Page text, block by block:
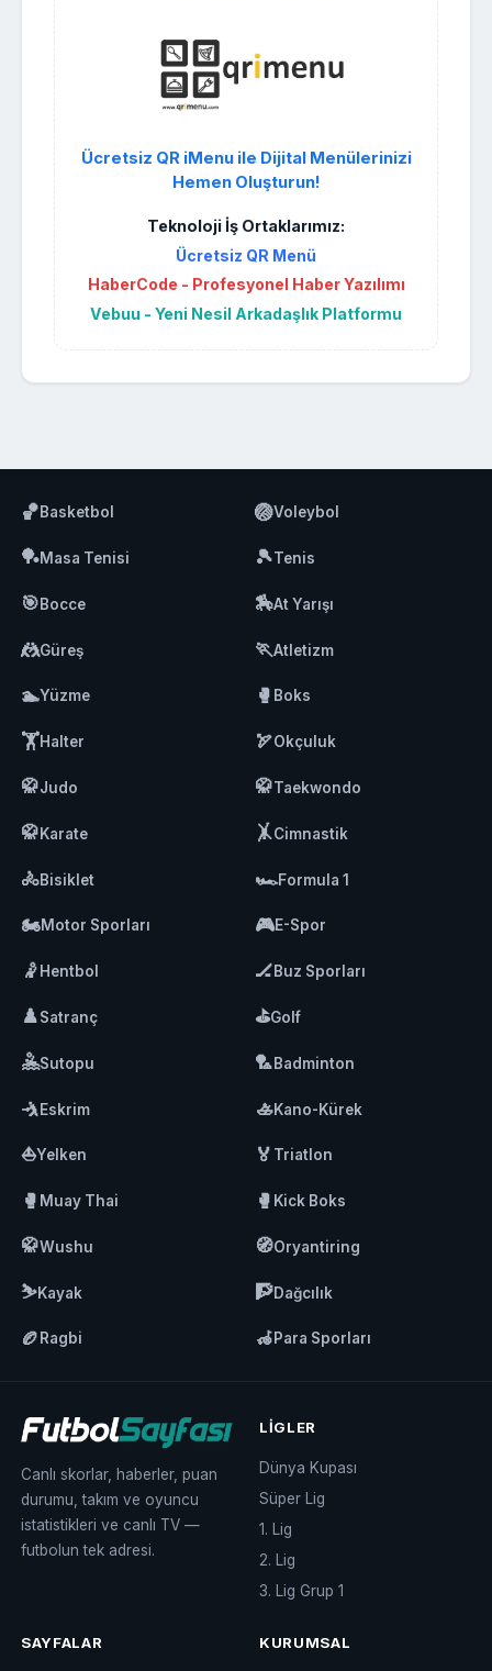
Ücretsiz QR iMenu ile Dijital Menülerinizi
Hemen Oluşturun!
Teknoloji İş Ortaklarımız:
Ücretsiz QR Menü
HaberCode - Profesyonel Haber Yazılımı
Vebuu - Yeni Nesil Arkadaşlık Platformu
🏀Basketbol 🏐Voleybol
🏓Masa Tenisi 🎾Tenis
🎯Bocce 🏇At Yarışı
🤼Güreş 🏃Atletizm
🏊Yüzme 🥊 Boks
🏋️Halter 🏹Okçuluk
🥋Judo 🥋Taekwondo
🥋Karate 🤸Cimnastik
🚴Bisiklet 🏎️Formula 1
🏍️Motor Sporları 🎮E-Spor
🤾 Hentbol 🏒Buz Sporları
♟️Satranç ⛳Golf
🤽Sutopu 🏸Badminton
🤺Eskrim 🚣Kano-Kürek
⛵Yelken 🏅 Triatlon
🥊 Muay Thai 🥊 Kick Boks
🥋Wushu 🧭Oryantiring
⛷️Kayak 🧗Dağcılık
🏉 Ragbi 🦽Para Sporları
Canlı skorlar, haberler, puan
durumu, takım ve oyuncu
istatistikleri ve canlı TV —
futbolun tek adresi.
LIGLER
Dünya Kupası
Süper Lig
1. Lig
2. Lig
3. Lig Grup 1
SAYFALAR KURUMSAL